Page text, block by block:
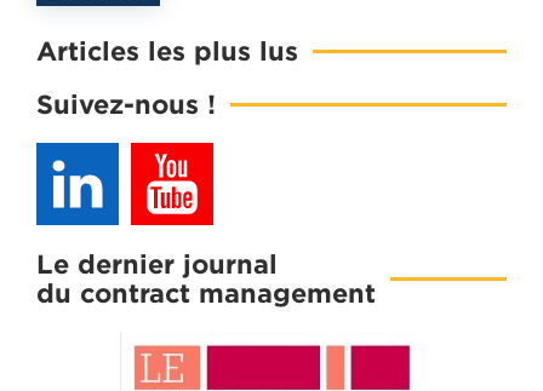
Articles les plus lus
Suivez-nous !
Le dernier journal
du contract management